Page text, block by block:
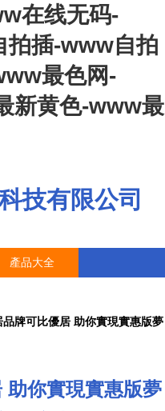
在线无码-
插-www自拍
最色网-
新黄色-www最
技有限公司
產品大全
品牌可比優居 助你實現實惠版夢
助你實現實惠版夢